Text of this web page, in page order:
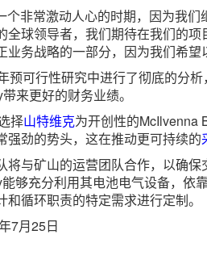
个非常激动人心的时期，因为我
全球领导者，我们期待在我们的
务战略的一部分，因为我们希
预可行性研究中进行了彻底的分
来更好的财务业绩。
择山特维克为开创性的McIlvenna
强劲的势头，这在推动更可持续的
将与矿山的运营团队合作，以确
够充分利用其电池电气设备，
循环职责的特定需求进行定制。
7月25日